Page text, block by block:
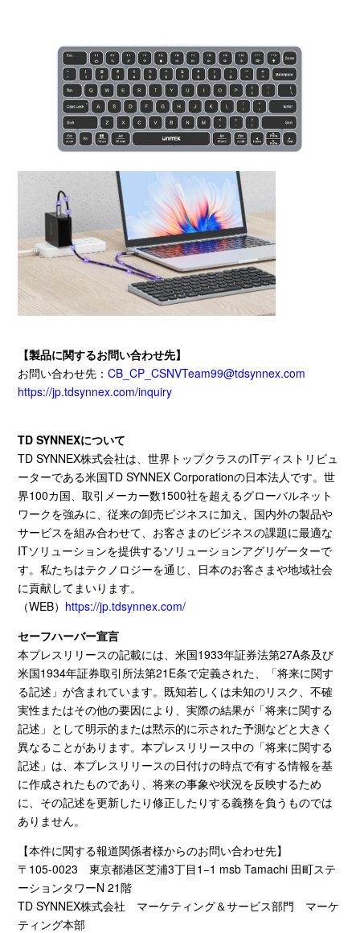
【製品に関するお問い合わせ先】
お問い合わせ先：CB_CP_CSNVTeam99@tdsynnex.com
https://jp.tdsynnex.com/inquiry
TD SYNNEXについて
TD SYNNEX株式会社は、世界トップクラスのITディストリビュ
ーターである米国TD SYNNEX Corporationの日本法人です。世
界100カ国、取引メーカー数1500社を超えるグローバルネット
ワークを強みに、従来の卸売ビジネスに加え、国内外の製品や
サービスを組み合わせて、お客さまのビジネスの課題に最適な
ITソリューションを提供するソリューションアグリゲーターで
す。私たちはテクノロジーを通じ、日本のお客さまや地域社会
に貢献してまいります。
（WEB） https://jp.tdsynnex.com/
セーフハーバー宣言
本プレスリリースの記載には、米国1933年証券法第27A条及び
米国1934年証券取引所法第21E条で定義された、「将来に関す
る記述」が含まれています。既知若しくは未知のリスク、不確
実性またはその他の要因により、実際の結果が「将来に関する
記述」として明示的または黙示的に示された予測などと大きく
異なることがあります。本プレスリリース中の「将来に関する
記述」は、本プレスリリースの日付けの時点で有する情報を基
に作成されたものであり、将来の事象や状況を反映するため
に、その記述を更新したり修正したりする義務を負うものでは
ありません。
【本件に関する報道関係者様からのお問い合わせ先】
〒 105-0023 東京都港区芝浦3丁目1 −1 msb Tamachi 田町ステ
ーションタワーN 21階
TD SYNNEX株式会社
マーケティング＆サービス部門 マーケ
ティング本部